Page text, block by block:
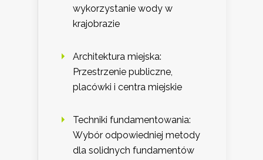
wykorzystanie wody w
krajobrazie
Architektura miejska:
Przestrzenie publiczne,
placówki i centra miejskie
Techniki fundamentowania:
Wybór odpowiedniej metody
dla solidnych fundamentów